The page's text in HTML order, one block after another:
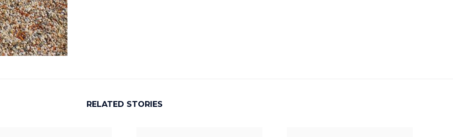
RELATED STORIES